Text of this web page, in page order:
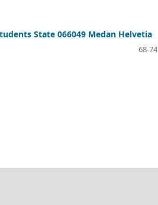
State 066049 Medan Helvetia
68-74